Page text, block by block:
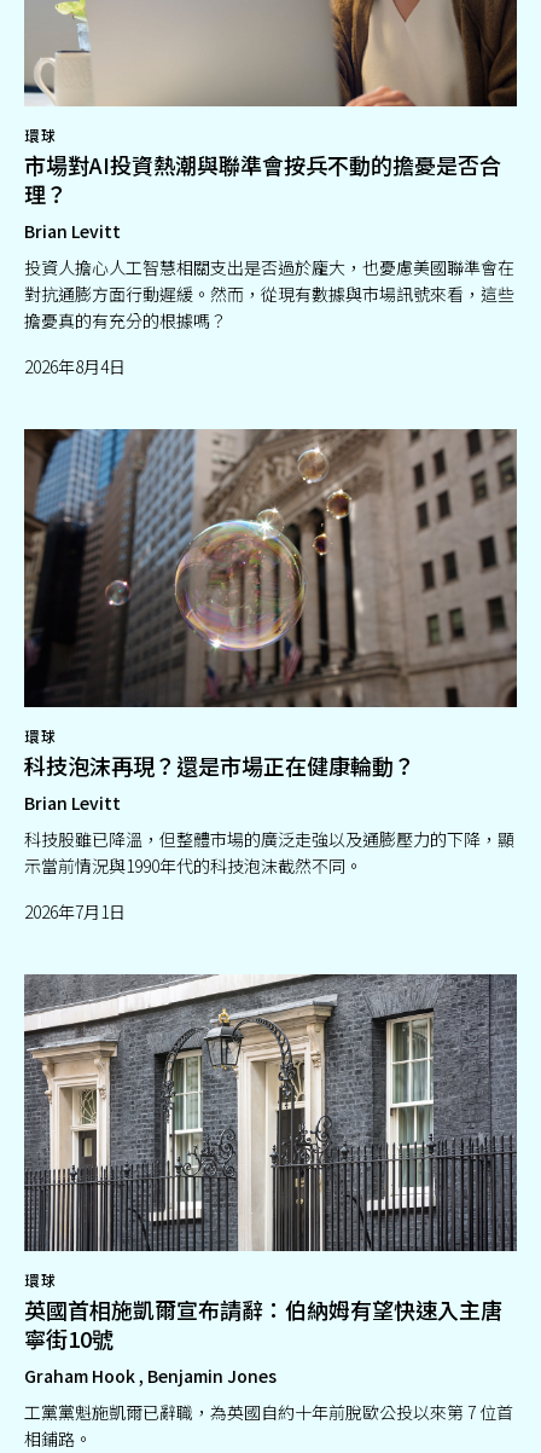
環球
市場對AI投資熱潮與聯準會按兵不動的擔憂是否合
理？
Brian Levitt
投資人擔心人工智慧相關支出是否過於龐大，也憂慮美國聯準會在
對抗通膨方面行動遲緩。然而，從現有數據與市場訊號來看，這些
擔憂真的有充分的根據嗎？
2026年8月4日
環球
科技泡沫再現？還是市場正在健康輪動？
Brian Levitt
科技股雖已降溫，但整體市場的廣泛走強以及通膨壓力的下降，顯
示當前情況與1990年代的科技泡沫截然不同。
2026年7月1日
環球
英國首相施凱爾宣布請辭：伯納姆有望快速入主唐
寧街10號
Graham Hook , Benjamin Jones
工黨黨魁施凱爾已辭職，為英國自約十年前脫歐公投以來第 7 位首
相鋪路。